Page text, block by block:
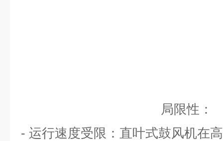
局限性：
- 运行速度受限：直叶式鼓风机在